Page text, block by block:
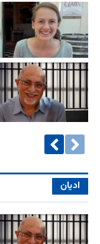
ادیان